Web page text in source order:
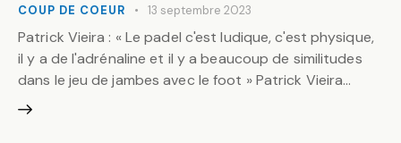
COUP DE COEUR 13 septembre 2023
Patrick Vieira : « Le padel c'est ludique, c'est physique,
il y a de l'adrénaline et il y a beaucoup de similitudes
dans le jeu de jambes avec le foot » Patrick Vieira…